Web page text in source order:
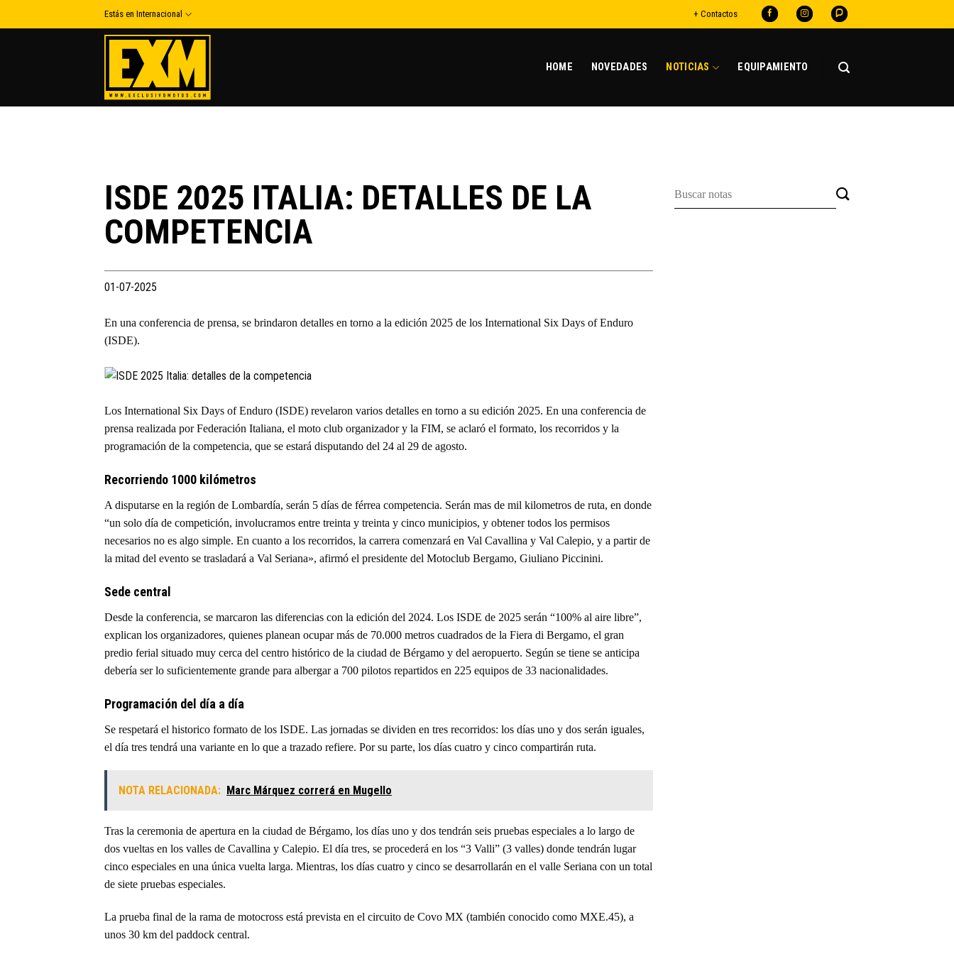
to
Estás en Internacional + Contactos
HOME NOVEDADES NOTICIAS EQUIPAMIENTO
ISDE 2025 ITALIA: DETALLES DE LA
COMPETENCIA
01-07-2025
En una conferencia de prensa, se brindaron detalles en torno a la edición 2025 de los International Six Days of Enduro
(ISDE).
Los International Six Days of Enduro (ISDE) revelaron varios detalles en torno a su edición 2025. En una conferencia de
prensa realizada por Federación Italiana, el moto club organizador y la FIM, se aclaró el formato, los recorridos y la
programación de la competencia, que se estará disputando del 24 al 29 de agosto.
Recorriendo 1000 kilómetros
A disputarse en la región de Lombardía, serán 5 días de férrea competencia. Serán mas de mil kilometros de ruta, en donde
“un solo día de competición, involucramos entre treinta y treinta y cinco municipios, y obtener todos los permisos
necesarios no es algo simple. En cuanto a los recorridos, la carrera comenzará en Val Cavallina y Val Calepio, y a partir de
la mitad del evento se trasladará a Val Seriana», afirmó el presidente del Motoclub Bergamo, Giuliano Piccinini.
Sede central
Desde la conferencia, se marcaron las diferencias con la edición del 2024. Los ISDE de 2025 serán “100% al aire libre”,
explican los organizadores, quienes planean ocupar más de 70.000 metros cuadrados de la Fiera di Bergamo, el gran
predio ferial situado muy cerca del centro histórico de la ciudad de Bérgamo y del aeropuerto. Según se tiene se anticipa
debería ser lo suficientemente grande para albergar a 700 pilotos repartidos en 225 equipos de 33 nacionalidades.
Programación del día a día
Se respetará el historico formato de los ISDE. Las jornadas se dividen en tres recorridos: los días uno y dos serán iguales,
el día tres tendrá una variante en lo que a trazado refiere. Por su parte, los días cuatro y cinco compartirán ruta.
NOTA RELACIONADA: Marc Márquez correrá en Mugello
Tras la ceremonia de apertura en la ciudad de Bérgamo, los días uno y dos tendrán seis pruebas especiales a lo largo de
dos vueltas en los valles de Cavallina y Calepio. El día tres, se procederá en los “3 Valli” (3 valles) donde tendrán lugar
cinco especiales en una única vuelta larga. Mientras, los días cuatro y cinco se desarrollarán en el valle Seriana con un total
de siete pruebas especiales.
La prueba final de la rama de motocross está prevista en el circuito de Covo MX (también conocido como MXE.45), a
unos 30 km del paddock central.